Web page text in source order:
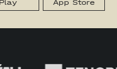
Play
App Store